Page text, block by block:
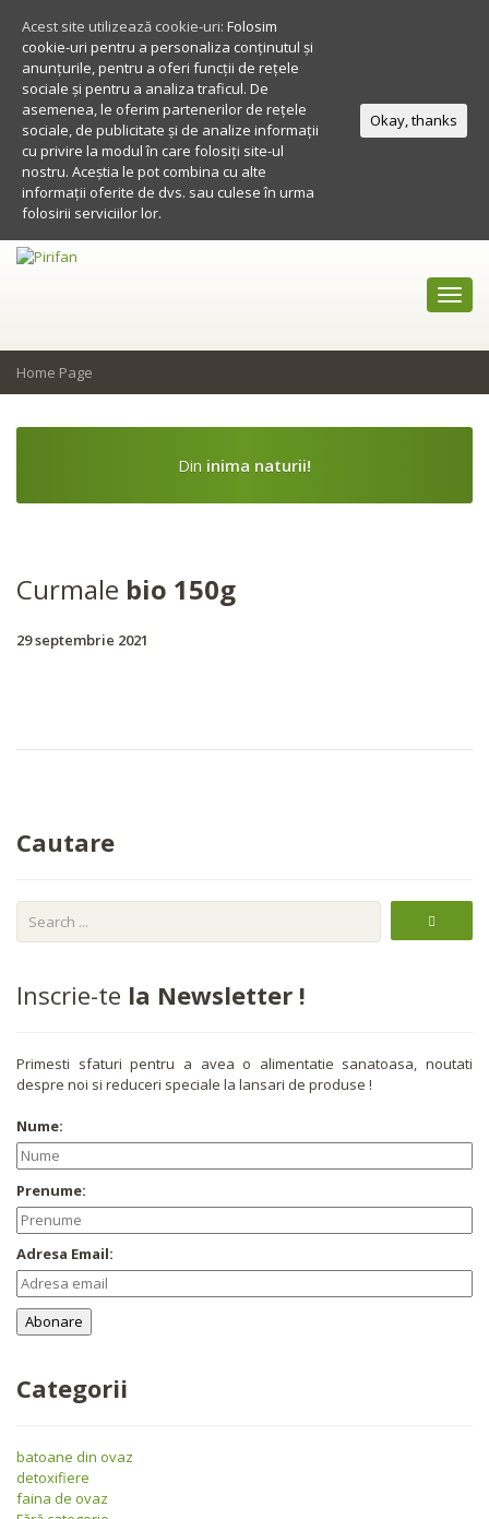
Home Page
Din inima naturii!
Curmale bio 150g
29 septembrie 2021
Cautare
Inscrie-te la Newsletter !
Primesti sfaturi pentru a avea o alimentatie sanatoasa, noutati
despre noi si reduceri speciale la lansari de produse !
Nume:
Prenume:
Adresa Email:
Categorii
batoane din ovaz
detoxifiere
faina de ovaz
Acest site utilizează cookie-uri: Folosim
cookie-uri pentru a personaliza conținutul și
anunțurile, pentru a oferi funcții de rețele
sociale și pentru a analiza traficul. De
asemenea, le oferim partenerilor de rețele
sociale, de publicitate și de analize informații
cu privire la modul în care folosiți site-ul
nostru. Aceștia le pot combina cu alte
informații oferite de dvs. sau culese în urma
folosirii serviciilor lor.
Okay, thanks